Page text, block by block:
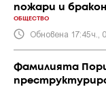
пожари и
ОБЩЕСТВО
Обновена 17:45ч.,
Фамилията